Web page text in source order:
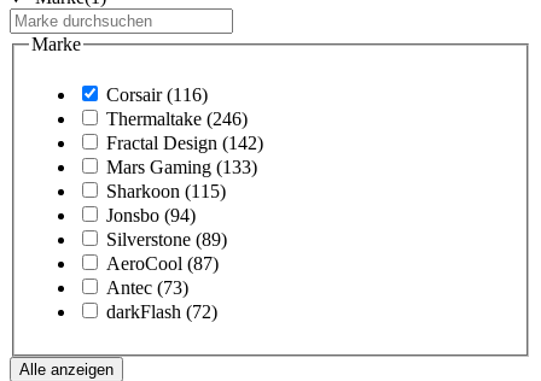
Marke
Corsair (116)
Thermaltake (246)
Fractal Design (142)
Mars Gaming (133)
Sharkoon (115)
Jonsbo (94)
Silverstone (89)
AeroCool (87)
Antec (73)
darkFlash (72)
Alle anzeigen